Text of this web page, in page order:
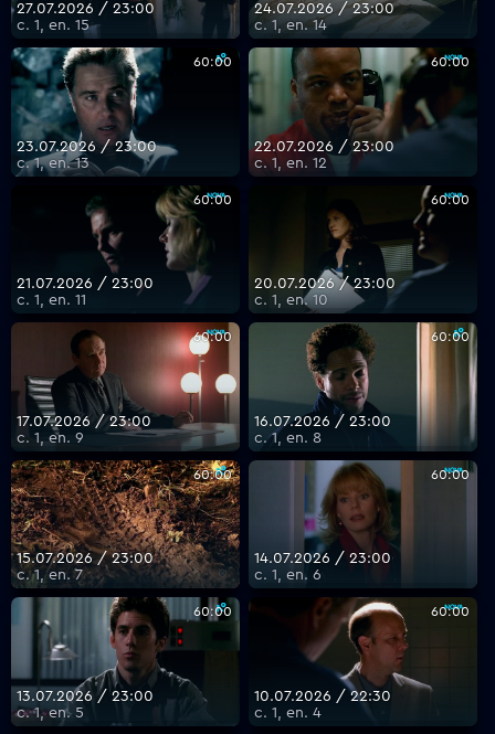
27.07.2026 / 23:00
с. 1, еп. 15
24.07.2026 / 23:00
с. 1, еп. 14
60:00
23.07.2026 / 23:00
с. 1, еп. 13
60:00
22.07.2026 / 23:00
с. 1, еп. 12
60:00
21.07.2026 / 23:00
с. 1, еп. 11
60:00
20.07.2026 / 23:00
с. 1, еп. 10
60:00
17.07.2026 / 23:00
с. 1, еп. 9
60:00
16.07.2026 / 23:00
с. 1, еп. 8
60:00
15.07.2026 / 23:00
с. 1, еп. 7
60:00
14.07.2026 / 23:00
с. 1, еп. 6
60:00
13.07.2026 / 23:00
с. 1, еп. 5
60:00
10.07.2026 / 22:30
с. 1, еп. 4